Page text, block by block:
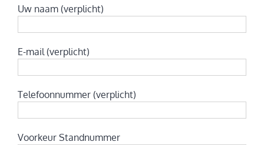
Uw naam (verplicht)
E-mail (verplicht)
Telefoonnummer (verplicht)
Voorkeur Standnummer